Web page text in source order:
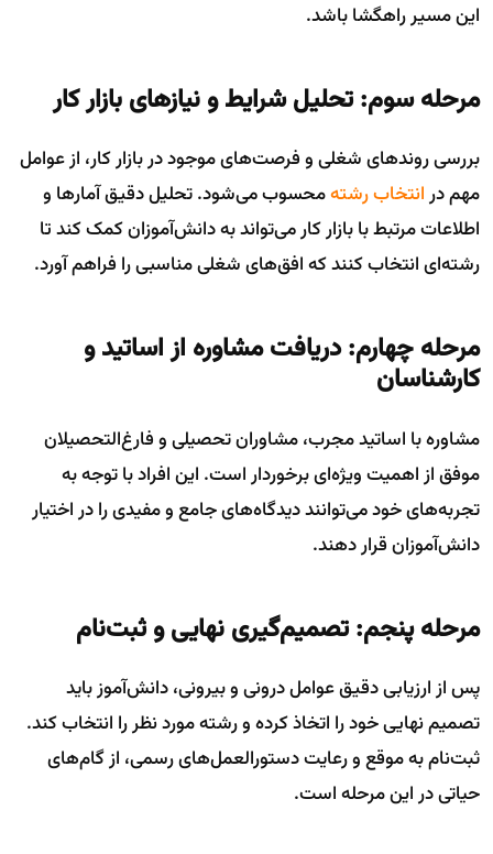
این مسیر راهگشا باشد.
مرحله سوم: تحلیل شرایط و نیازهای بازار کار
بررسی روندهای شغلی و فرصت‌های موجود در بازار کار، از عوامل
مهم درانتخاب رشتهمحسوب می‌شود. تحلیل دقیق آمارها و
اطلاعات مرتبط با بازار کار می‌تواند به دانش‌آموزان کمک کند تا
رشته‌ای انتخاب کنند که افق‌های شغلی مناسبی را فراهم آورد.
مرحله چهارم: دریافت مشاوره از اساتید و
کارشناسان
مشاوره با اساتید مجرب، مشاوران تحصیلی و فارغ‌التحصیلان
موفق از اهمیت ویژه‌ای برخوردار است. این افراد با توجه به
تجربه‌های خود می‌توانند دیدگاه‌های جامع و مفیدی را در اختیار
دانش‌آموزان قرار دهند.
مرحله پنجم: تصمیم‌گیری نهایی و ثبت‌نام
پس از ارزیابی دقیق عوامل درونی و بیرونی، دانش‌آموز باید
تصمیم نهایی خود را اتخاذ کرده و رشته مورد نظر را انتخاب کند.
ثبت‌نام به موقع و رعایت دستورالعمل‌های رسمی، از گام‌های
حیاتی در این مرحله است.